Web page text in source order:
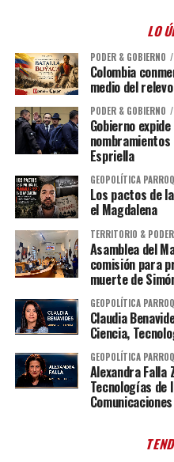
LO
PODER & GOBIERNO
Colombia
medio del
PODER & GOBIERNO
Gobierno
Espriella
GEOPOLÍTICA
Los pactos de
el Magdalena
TERRITORIO & PODER
Asamblea del
comisión para
muerte de
GEOPOLÍTICA
Claudia
Ciencia,
GEOPOLÍTICA
Alexandra
Tecnologías de
Comunicaciones